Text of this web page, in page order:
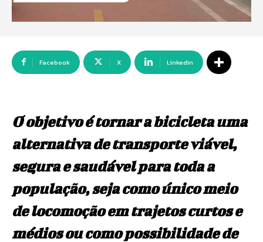
Facebook X Linkedin
O objetivo é tornar a bicicleta uma
alternativa de transporte viável,
segura e saudável para toda a
população, seja como único meio
de locomoção em trajetos curtos e
médios ou como possibilidade de